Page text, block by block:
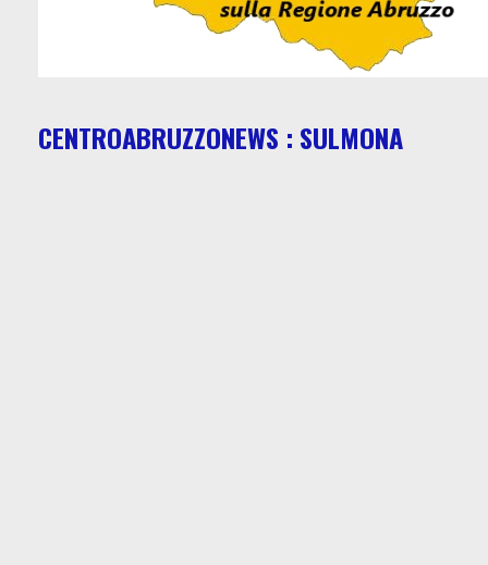
CENTROABRUZZONEWS : SULMONA